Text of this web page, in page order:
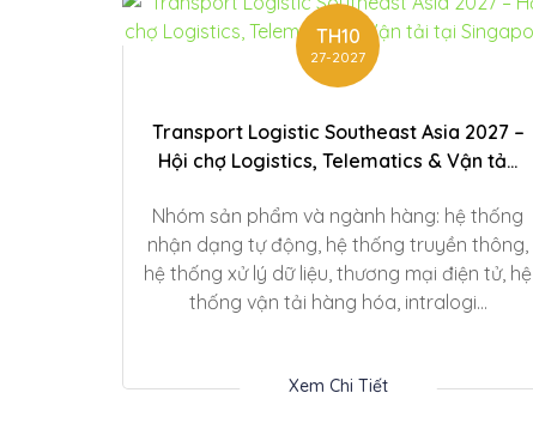
TH10
27-2027
Transport Logistic Southeast Asia 2027 –
Hội chợ Logistics, Telematics & Vận tả...
Nhóm sản phẩm và ngành hàng: hệ thống
nhận dạng tự động, hệ thống truyền thông,
hệ thống xử lý dữ liệu, thương mại điện tử, hệ
thống vận tải hàng hóa, intralogi...
Xem Chi Tiết